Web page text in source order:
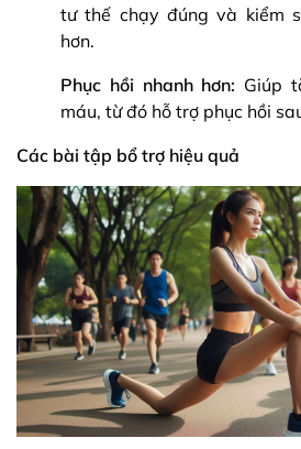
tư thế chạy đúng và kiểm
hơn.
Phục hồi nhanh hơn: Giúp
máu, từ đó hỗ trợ phục hồi
Các bài tập bổ trợ hiệu quả